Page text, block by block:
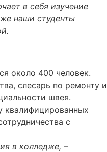
в себя изучение
наши студенты
около 400 человек.
слесарь по ремонту и
швея.
квалифицированных
с
в колледже, –